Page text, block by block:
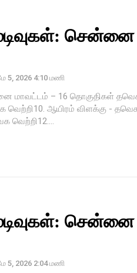
சென்னை
5, 2026 4:10 மணி
மாவட்டம் – 16 தொகுதிகள்
வெற்றி10. ஆயிரம் விளக்கு -
வெற்றி12....
சென்னை
5, 2026 2:04 மணி